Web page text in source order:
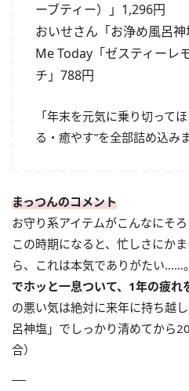
ーブティー）」1,296円
おいせさん「お浄め風呂
Me Today「ゼスティーレ
チ」788円
「年末を元気に乗り切って
る・癒やす”を全部詰め込み
まっつんのコメント
お守り系アイテムがこんなにそ
この時期になると、忙しさにか
ら、これは本気でありがたい……
でホッと一息ついて、1年の疲れ
の悪い気は絶対に来年に持ち越
呂神塩」でしっかり清めてから
合）